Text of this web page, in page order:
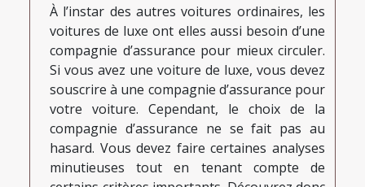
À l’instar des autres voitures ordinaires, les
voitures de luxe ont elles aussi besoin d’une
compagnie d’assurance pour mieux circuler.
Si vous avez une voiture de luxe, vous devez
souscrire à une compagnie d’assurance pour
votre voiture. Cependant, le choix de la
compagnie d’assurance ne se fait pas au
hasard. Vous devez faire certaines analyses
minutieuses tout en tenant compte de